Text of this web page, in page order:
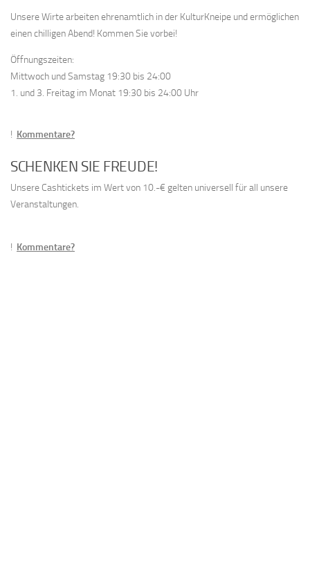
Unsere Wirte arbeiten ehrenamtlich in der KulturKneipe und ermöglichen
einen chilligen Abend! Kommen Sie vorbei!
Öffnungszeiten:
Mittwoch und Samstag 19:30 bis 24:00
1. und 3. Freitag im Monat 19:30 bis 24:00 Uhr
! Kommentare?
SCHENKEN SIE FREUDE!
Unsere Cashtickets im Wert von 10.-€ gelten universell für all unsere
Veranstaltungen.
! Kommentare?